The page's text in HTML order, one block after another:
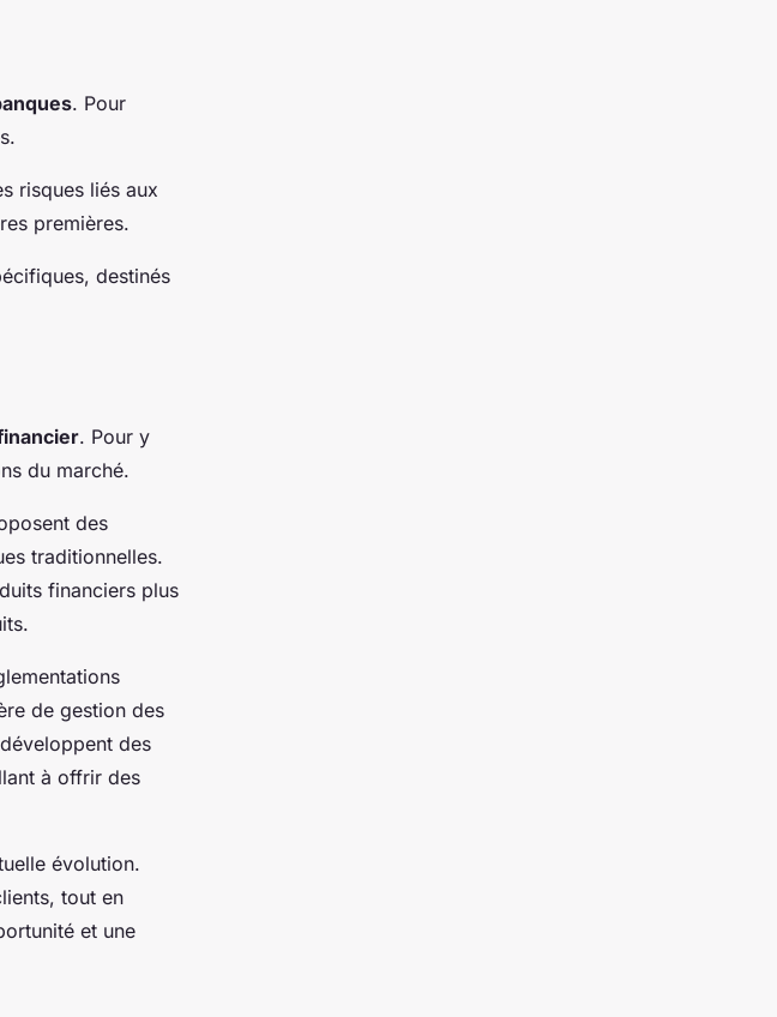
. Pour
risques liés aux
premières.
destinés
. Pour y
du marché.
des
traditionnelles.
financiers plus
de gestion des
des
à offrir des
évolution.
tout en
et une